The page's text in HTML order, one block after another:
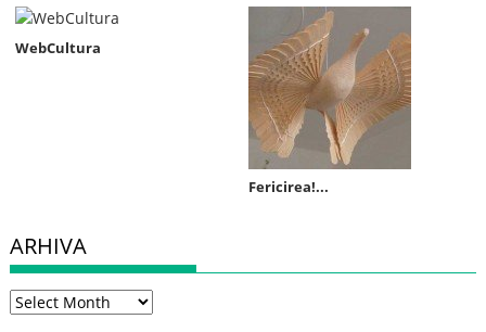
WebCultura
Fericirea!...
ARHIVA
Arhiva